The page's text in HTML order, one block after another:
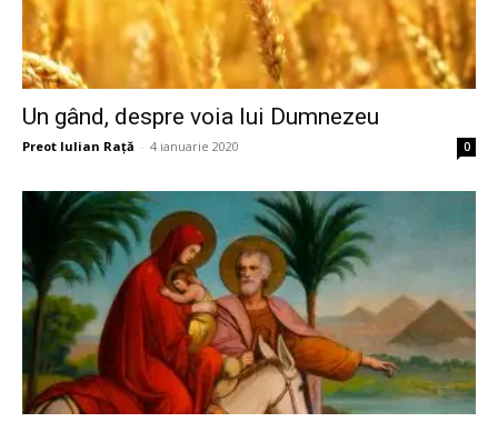
Un gând, despre voia lui Dumnezeu
Preot Iulian Raţă - 4 ianuarie 2020 0